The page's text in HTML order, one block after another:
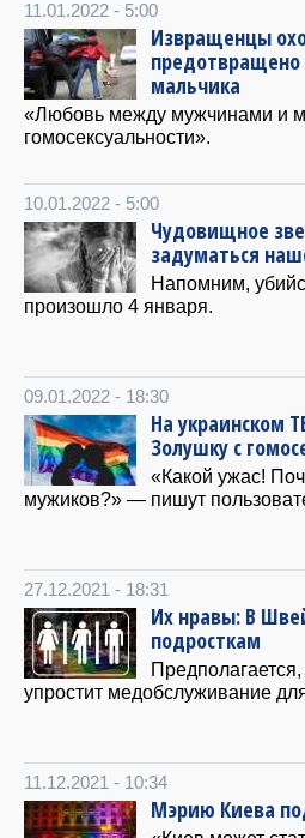
11.01.2022 - 5:00
Извращенцы
предотвращено
мальчика
«Любовь между мужчинами и
гомосексуальности».
10.01.2022 - 5:00
Чудовищное
задуматься
Напомним,
произошло 4 января.
09.01.2022 - 18:30
На украинском
Золушку с
«Какой ужас!
мужиков?» — пишут
27.12.2021 - 18:31
Их нравы: В
подросткам
упростит медобслуживание
11.12.2021 - 10:34
Мэрию Киева